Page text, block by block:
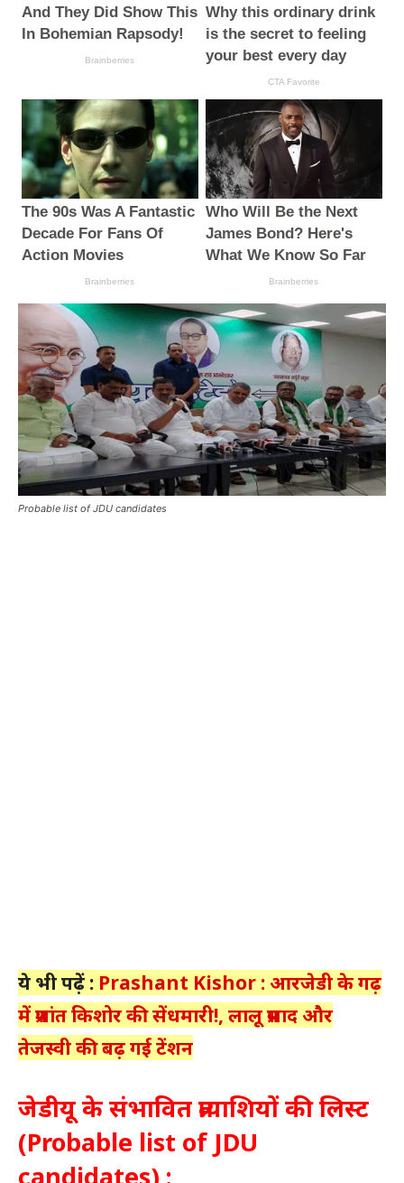
Probable list of JDU candidates
ये भी पढ़ें : Prashant Kishor : आरजेडी के गढ़
में प्रशांत किशोर की सेंधमारी!, लालू प्रसाद और
तेजस्वी की बढ़ गई टेंशन
जेडीयू के संभावित प्रत्याशियों की लिस्ट
(Probable list of JDU
candidates) :